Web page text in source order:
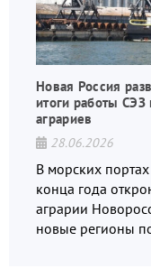
Новая Россия
итоги работы СЭЗ
аграриев
28.06.2026
В морских
конца года
аграрии
новые регионы